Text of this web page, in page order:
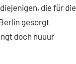
die für die
gesorgt
doch nuuur